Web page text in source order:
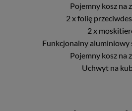
Pojemny kosz na
2 x folię
2 x
Funkcjonalny aluminiowy
Pojemny kosz na
Uchwyt na